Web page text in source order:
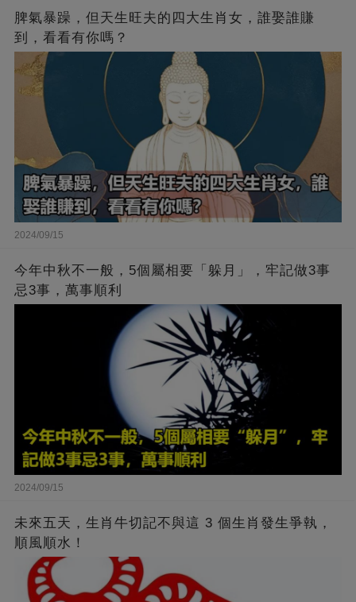
脾氣暴躁，但天生旺夫的四大生肖女，誰娶誰賺
到，看看有你嗎？
2024/09/15
今年中秋不一般，5個屬相要「躲月」，牢記做3事
忌3事，萬事順利
2024/09/15
未來五天，生肖牛切記不與這 3 個生肖發生爭執，
順風順水！